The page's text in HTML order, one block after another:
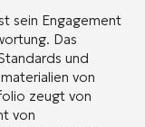
sein Engagement
. Das
und
von
zeugt von
von